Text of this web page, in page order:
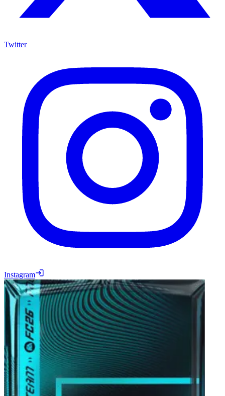
Twitter
Instagram